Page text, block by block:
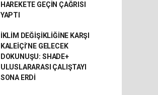
HAREKETE GEÇİN ÇAĞRISI
YAPTI
İKLİM DEĞİŞİKLİĞİNE KARŞI
KALEİÇİ’NE GELECEK
DOKUNUŞU: SHADE+
ULUSLARARASI ÇALIŞTAYI
SONA ERDİ